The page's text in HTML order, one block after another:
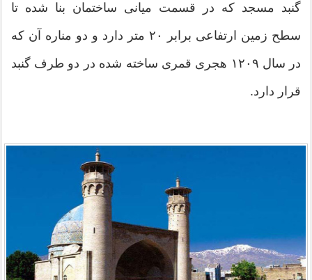
گنبد مسجد كه در قسمت میانی ساختمان بنا شده تا
سطح زمین ارتفاعی برابر ‎۲۰ متر دارد و دو مناره آن كه
در سال ‎۱۲۰۹ هجری قمری ساخته شده در دو طرف گنبد
قرار دارد.